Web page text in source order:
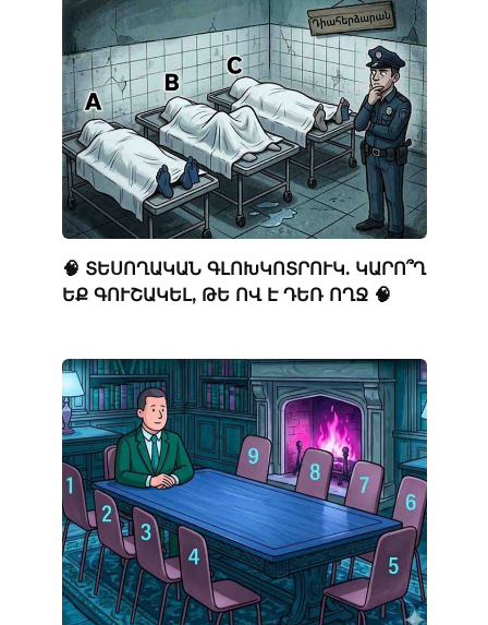
🧠 ՏԵՍՈՂԱԿԱՆ ԳԼՈԽԿՈՏՐՈՒԿ. ԿԱՐՈ՞Ղ
ԵՔ ԳՈՒՇԱԿԵԼ, ԹԵ ՈՎ Է ԴԵՌ ՈՂՋ 🧠